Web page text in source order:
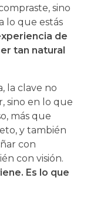
sino
lo que estás
de
tan natural
la clave no
sino en lo que
más que
y también
con
con visión.
Es lo que